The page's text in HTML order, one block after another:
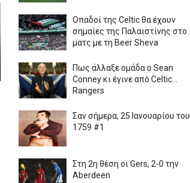
Οπαδοί της Celtic θα έχουν
σημαίες της Παλαιστίνης στο
ματς με τη Beer Sheva
Πως άλλαξε ομάδα ο Sean
Conney κι έγινε από Celtic...
Rangers
Σαν σήμερα, 25 Ιανουαρίου του
1759 #1
Στη 2η θέση οι Gers, 2-0 την
Aberdeen